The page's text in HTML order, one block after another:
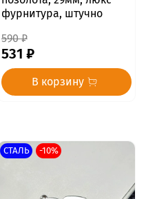
фурнитура, штучно
590 ₽
531 ₽
В корзину
СТАЛЬ -10%